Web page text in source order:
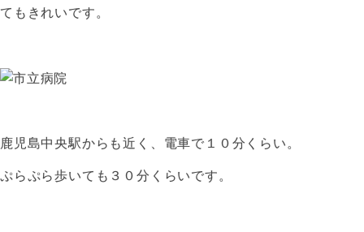
てもきれいです。
鹿児島中央駅からも近く、電車で１０分くらい。
ぷらぷら歩いても３０分くらいです。